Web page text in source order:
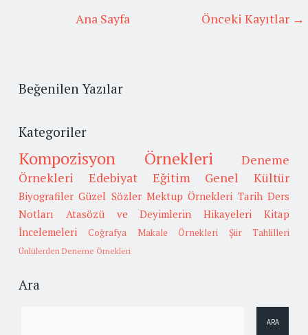
Önceki Kayıtlar →
Ana Sayfa
Beğenilen Yazılar
Kategoriler
Kompozisyon Örnekleri
Deneme
Örnekleri
Edebiyat Eğitim Genel Kültür
Biyografiler Güzel Sözler Mektup Örnekleri Tarih Ders
Notları
Atasözü ve Deyimlerin Hikayeleri
Kitap
İncelemeleri
Coğrafya Makale Örnekleri Şiir Tahlilleri
Ünlülerden Deneme Örnekleri
Ara